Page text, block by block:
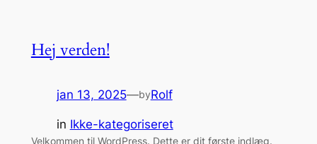
Hej verden!
jan 13, 2025—byRolf
in Ikke-kategoriseret
Velkommen til WordPress. Dette er dit første indlæg.